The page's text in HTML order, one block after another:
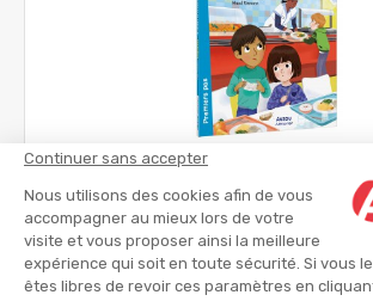
Continuer sans accepter
Nous utilisons des cookies afin de vous
accompagner au mieux lors de votre
visite et vous proposer ainsi la meilleure
expérience qui soit en toute sécurité. Si vous
êtes libres de revoir ces paramètres en
Mes premières enquêtes - Le secret
Romans jeunesse
dès 6 ans